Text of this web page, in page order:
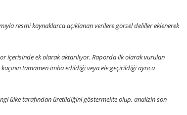
resmi kaynaklarca açıklanan verilere görsel deliller eklenerek
içerisinde ek olarak aktarılıyor. Raporda ilk olarak vurulan
tamamen imha edildiği veya ele geçirildiği ayrıca
ülke tarafından üretildiğini göstermekte olup, analizin son